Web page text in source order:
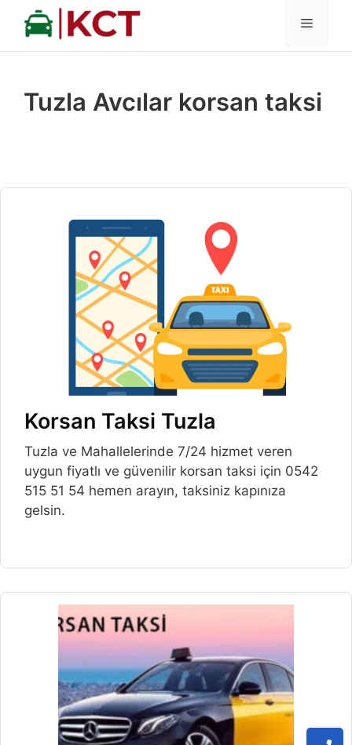
İçeriğe
MENÜ
Tuzla Avcılar korsan taksi
Korsan Taksi Tuzla
Tuzla ve Mahallelerinde 7/24 hizmet veren
uygun fiyatlı ve güvenilir korsan taksi için 0542
515 51 54 hemen arayın, taksiniz kapınıza
gelsin.